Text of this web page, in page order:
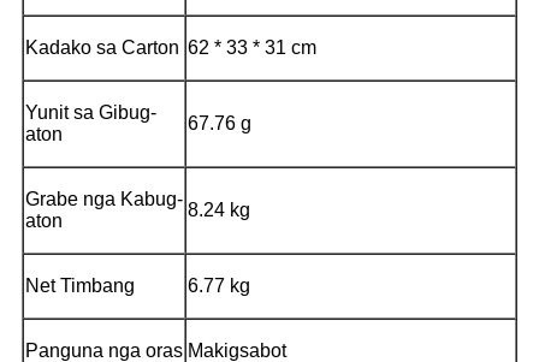
Kadako sa Carton 62 * 33 * 31 cm
Yunit sa Gibug-
aton
67.76 g
Grabe nga Kabug-
aton
8.24 kg
Net Timbang 6.77 kg
Panguna nga oras Makigsabot